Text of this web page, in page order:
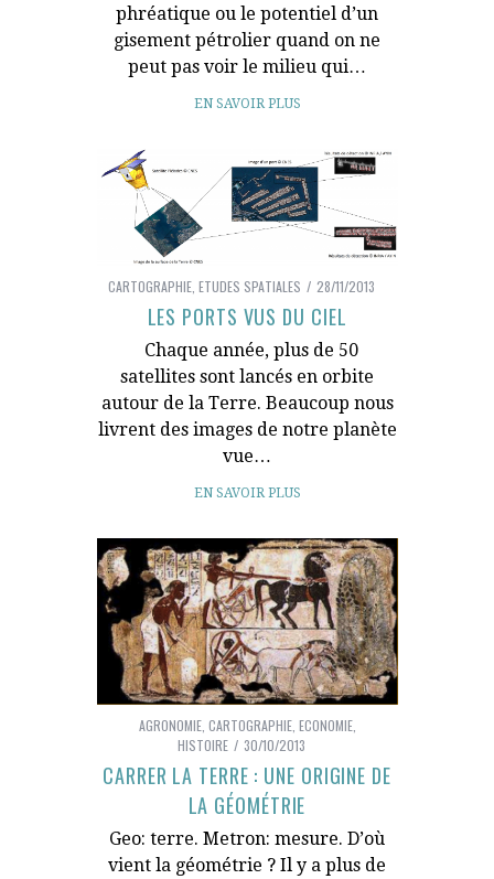
phréatique ou le potentiel d’un
gisement pétrolier quand on ne
peut pas voir le milieu qui…
EN SAVOIR PLUS
CARTOGRAPHIE ETUDES SPATIALES 28/11/2013
LES PORTS VUS DU CIEL
Chaque année, plus de 50
satellites sont lancés en orbite
autour de la Terre. Beaucoup nous
livrent des images de notre planète
vue…
EN SAVOIR PLUS
AGRONOMIE, CARTOGRAPHIE, ECONOMIE,
HISTOIRE
30/10/2013
CARRER LA TERRE : UNE ORIGINE DE
LA GÉOMÉTRIE
Geo: terre. Metron: mesure. D’où
vient la géométrie ? Il y a plus de